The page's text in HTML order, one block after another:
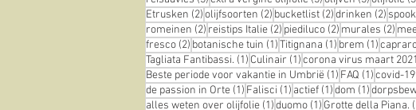
Etrusken (2)2 posts
olijfsoorten (2) 2 posts
bucketlist (2)2 posts
drinken (2) 2
romeinen (2) 2 posts
reistips Italie (2) 2 posts
piediluco (2) 2 posts
murales (2) 2
fresco (2) 2 posts
botanische tuin (1)1 post
Titignana (1) 1 post
brem (1)1 post
Tagliata Fantibassi. (1) 1 post
Culinair (1)1 post
corona virus maart 2021
Beste periode voor vakantie in Umbrië (1) 1 post
FAQ (1)1 post
covid-
de passion in Orte (1) 1 post
Falisci (1) 1 post
actief (1)1 post
dom (1)1 post
alles weten over olijfolie (1)1 post
duomo (1) 1 post
Grotte della Piana.